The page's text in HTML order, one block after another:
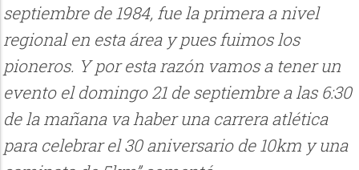
septiembre de 1984, fue la primera a nivel
regional en esta área y pues fuimos los
pioneros. Y por esta razón vamos a tener un
evento el domingo 21 de septiembre a las 6:30
de la mañana va haber una carrera atlética
para celebrar el 30 aniversario de 10km y una